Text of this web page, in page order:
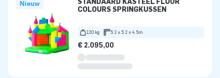
Nieuw
STANDAARD KASTEEL FLUOR
COLOURS SPRINGKUSSEN
120 kg 5.2 x 5.2 x 4.5m
€ 2.095,00